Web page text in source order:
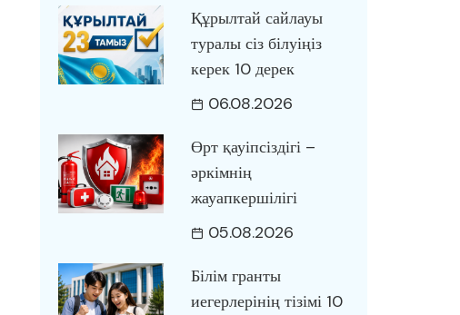
Құрылтай сайлауы
туралы сіз білуіңіз
керек 10 дерек
06.08.2026
Өрт қауіпсіздігі –
әркімнің
жауапкершілігі
05.08.2026
Білім гранты
иегерлерінің тізімі 10